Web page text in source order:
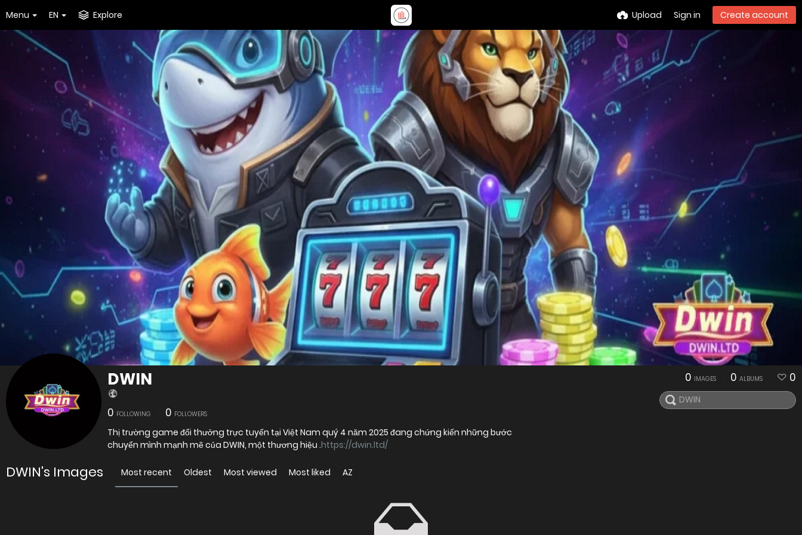
Menu EN Explore Upload Sign in Create account
DWIN
0 FOLLOWING 0 FOLLOWERS
Thị trường game đổi thưởng trực tuyến tại Việt Nam quý 4 năm 2025 đang chứng kiến những bước
chuyển mình mạnh mẽ của DWIN, một thương hiệu .https://dwin.ltd/
0 IMAGES 0 ALBUMS 0
DWIN's Images Most recent Oldest Most viewed Most liked AZ